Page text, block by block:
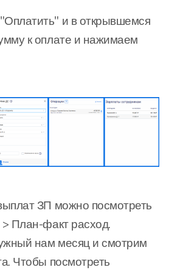
и в открывшемся
к оплате и нажимаем
ЗП можно посмотреть
План-факт расход.
нам месяц и смотрим
Чтобы посмотреть